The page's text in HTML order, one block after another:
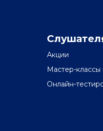
Акции
Мастер-
Онлайн-